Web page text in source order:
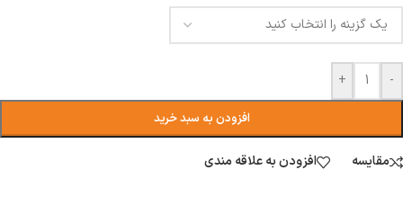
-
+
افزودن به سبد خرید
مقایسه افزودن به علاقه مندی